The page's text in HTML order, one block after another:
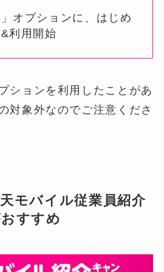
」オプションに、はじめ
利用開始
ションを利用したことがあ
対象外なのでご注意くださ
モバイル従業員紹介
すすめ